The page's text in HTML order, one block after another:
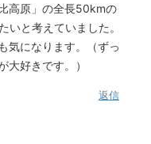
高原」の全長50kmの
いと考えていました。
気になります。（ずっ
大好きです。）
返信